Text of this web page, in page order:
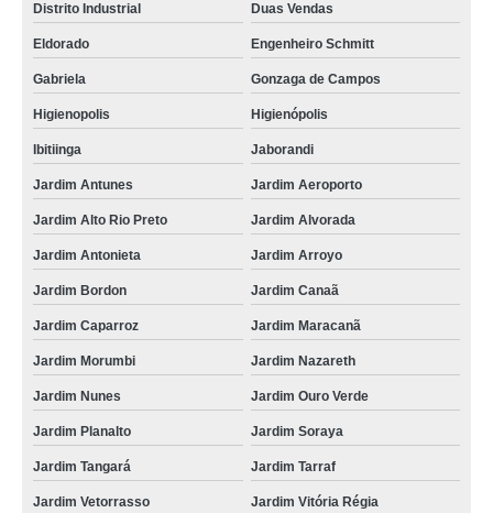
Distrito Industrial Duas Vendas
Eldorado Engenheiro Schmitt
Gabriela Gonzaga de Campos
Higienopolis Higienópolis
Ibitiinga Jaborandi
Jardim Antunes Jardim Aeroporto
Jardim Alto Rio Preto Jardim Alvorada
Jardim Antonieta Jardim Arroyo
Jardim Bordon Jardim Canaã
Jardim Caparroz Jardim Maracanã
Jardim Morumbi Jardim Nazareth
Jardim Nunes Jardim Ouro Verde
Jardim Planalto Jardim Soraya
Jardim Tangará Jardim Tarraf
Jardim Vetorrasso Jardim Vitória Régia